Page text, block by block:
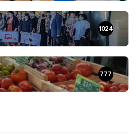
1024
777